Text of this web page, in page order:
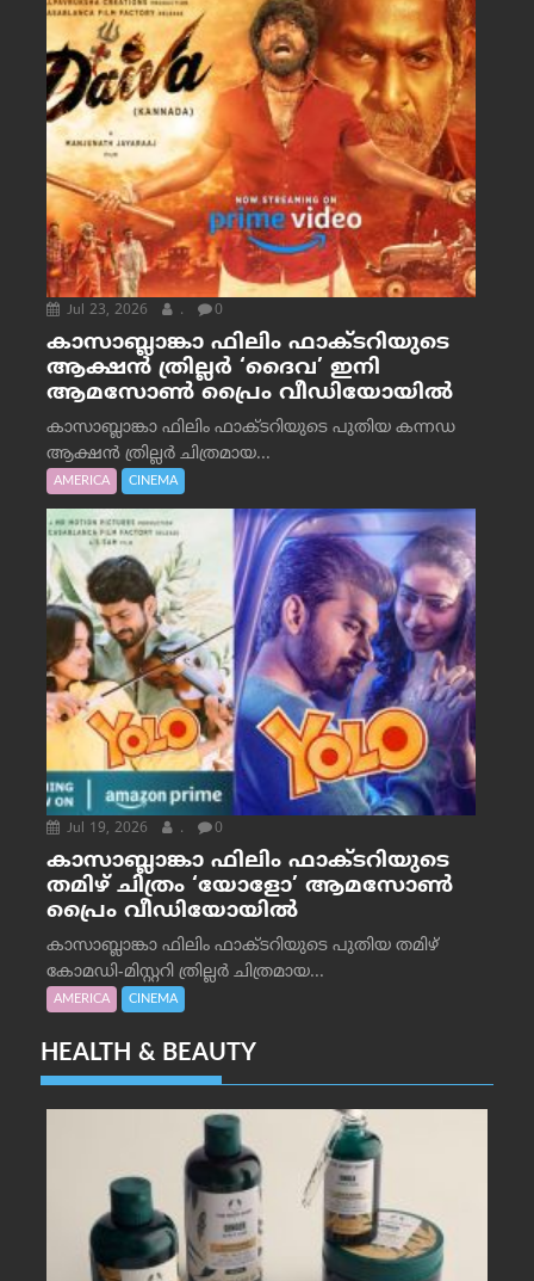
Jul 23, 2026 . 0
കാസാബ്ലാങ്കാ ഫിലിം ഫാക്ടറിയുടെ
ആക്ഷൻ ത്രില്ലർ ‘ദൈവ’ ഇനി
ആമസോൺ പ്രൈം വീഡിയോയിൽ
കാസാബ്ലാങ്കാ ഫിലിം ഫാക്ടറിയുടെ പുതിയ കന്നഡ
ആക്ഷൻ ത്രില്ലർ ചിത്രമായ...
AMERICA CINEMA
Jul 19, 2026 . 0
കാസാബ്ലാങ്കാ ഫിലിം ഫാക്ടറിയുടെ
തമിഴ് ചിത്രം ‘യോളോ’ ആമസോൺ
പ്രൈം വീഡിയോയിൽ
കാസാബ്ലാങ്കാ ഫിലിം ഫാക്ടറിയുടെ പുതിയ തമിഴ്
കോമഡി-മിസ്റ്ററി ത്രില്ലർ ചിത്രമായ...
AMERICA CINEMA
HEALTH & BEAUTY